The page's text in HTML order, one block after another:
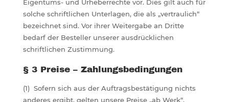
Eigentums- und Urheberrechte vor. Dies gilt auch für
solche schriftlichen Unterlagen, die als „vertraulich“
bezeichnet sind. Vor ihrer Weitergabe an Dritte
bedarf der Besteller unserer ausdrücklichen
schriftlichen Zustimmung.
§ 3 Preise – Zahlungsbedingungen
(1) Sofern sich aus der Auftragsbestätigung nichts
anderes ergibt, gelten unsere Preise „ab Werk“,